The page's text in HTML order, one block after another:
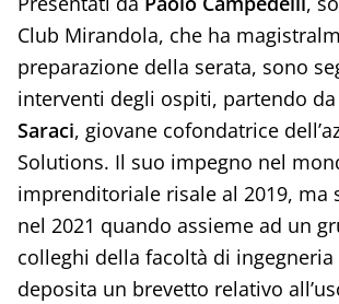
Club Mirandola, che ha
preparazione della serata, sono
interventi degli ospiti, partendo da
Saraci, giovane cofondatrice
Solutions. Il suo impegno nel
imprenditoriale risale al 2019, ma
nel 2021 quando assieme ad un
colleghi della facoltà di ingegneria
deposita un brevetto relativo